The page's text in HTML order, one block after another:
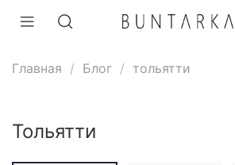
Главная Блог тольятти
тольятти